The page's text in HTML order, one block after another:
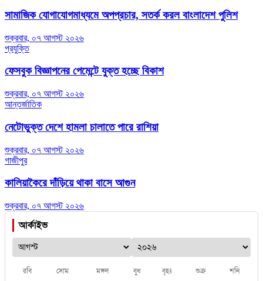
সামাজিক যোগাযোগমাধ্যমে অপপ্রচার, সতর্ক করল বাংলাদেশ পুলিশ
শুক্রবার, ০৭ আগস্ট ২০২৬
প্রযুক্তি
ফেসবুক বিজ্ঞাপনের পেমেন্টে যুক্ত হচ্ছে বিকাশ
শুক্রবার, ০৭ আগস্ট ২০২৬
আন্তর্জাতিক
নেটোভুক্ত দেশে হামলা চালাতে পারে রাশিয়া
শুক্রবার, ০৭ আগস্ট ২০২৬
গাজীপুর
কালিয়াকৈরে দাঁড়িয়ে থাকা বাসে আগুন
শুক্রবার, ০৭ আগস্ট ২০২৬
আর্কাইভ
রবি সোম মঙ্গল বুধ বৃহঃ শুক্র শনি